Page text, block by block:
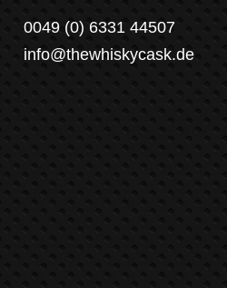
0049 (0) 6331 44507
info@thewhiskycask.de